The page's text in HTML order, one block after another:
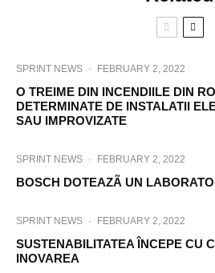
SPRINT NEWS · FEBRUARY 2, 2022
O TREIME DIN INCENDIILE DIN
DETERMINATE DE INSTALATII
SAU IMPROVIZATE
SPRINT NEWS · FEBRUARY 2, 2022
BOSCH DOTEAZÃ UN
SPRINT NEWS · FEBRUARY 2, 2022
SUSTENABILITATEA ÎNCEPE CU
INOVAREA